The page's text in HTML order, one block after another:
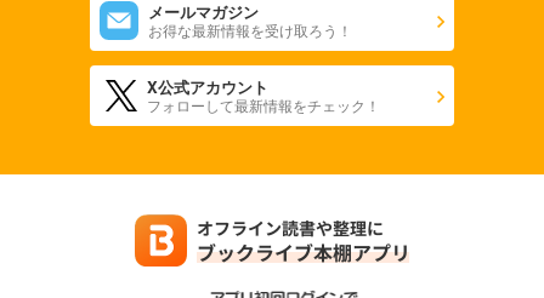
メールマガジン
お得な最新情報を受け取ろう！
X公式アカウント
フォローして最新情報をチェック！